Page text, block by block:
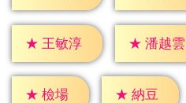
★ 王敏淳 ★ 潘越雲
★ 檢場 ★ 納豆